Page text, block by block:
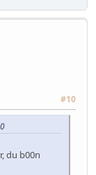
#10
du b00n